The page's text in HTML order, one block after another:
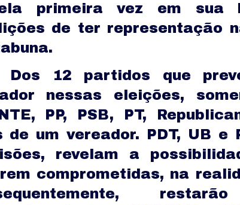
primeira vez em sua
de ter representação
Dos 12 partidos que
nessas eleições,
PP, PSB, PT,
de um vereador. PDT, UB e
revelam a
comprometidas, na